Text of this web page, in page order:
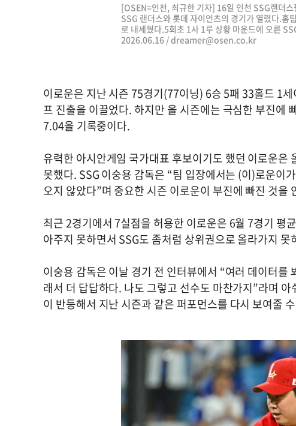
[OSEN=인천, 최규한 기자] 16일 인천 SSG랜더
SSG 랜더스와 롯데 자이언츠의 경기가 열렸다.홈
로 내세웠다.5회초 1사 1루 상황 마운드에 오른
2026.06.16 /dreamer@osen.co.kr
이로운은 지난 시즌 75경기(77이닝) 6승 5패 33홀드 1
프 진출을 이끌었다. 하지만 올 시즌에는 극심한 부진
7.04을 기록중이다.
유력한 아시안게임 국가대표 후보이기도 했던 이로운
못했다. SSG 이숭용 감독은 “팀 입장에서는 (이)로운이
오지 않았다”며 중요한 시즌 이로운이 부진에 빠진 것을
최근 2경기에서 7실점을 허용한 이로운은 6월 7경기 평
아주지 못하면서 SSG도 좀처럼 상위권으로 올라가지 못
이숭용 감독은 이날 경기 전 인터뷰에서 “여러 데이터
래서 더 답답하다. 나도 그렇고 선수도 마찬가지”라며
이 반등해서 지난 시즌과 같은 퍼포먼스를 다시 보여줄